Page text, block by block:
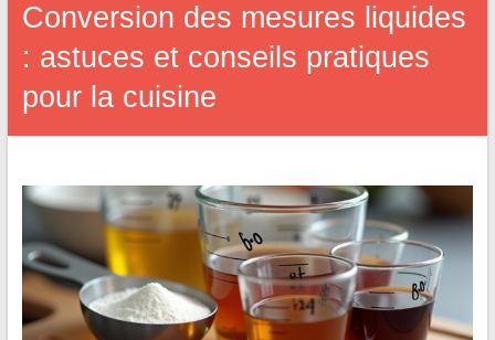
Conversion des mesures liquides
: astuces et conseils pratiques
pour la cuisine